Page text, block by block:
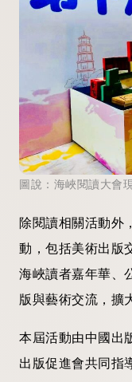
圖說：海峽閱讀大會
除閱讀相關活動外
動，包括美術出版
海峽讀者嘉年華、
版與藝術交流，擴
本屆活動由中國出
出版促進會共同指